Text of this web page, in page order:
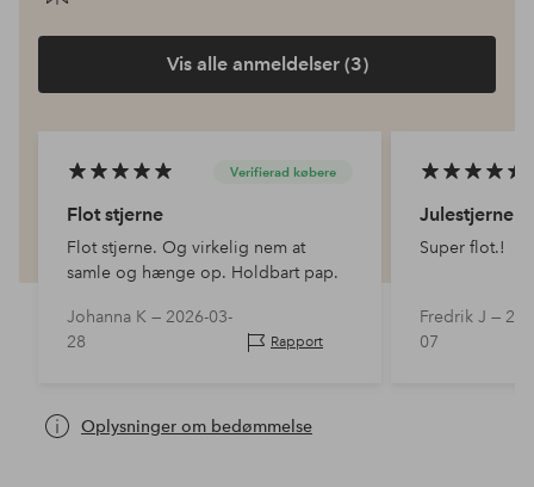
Vis alle anmeldelser (3)
Verifierad købere
Flot stjerne
Flot stjerne. Og virkelig nem at
samle og hænge op. Holdbart pap.
Johanna K — 2026-03-
28
Rapport
Julestjerne
Super flot.!
Fredrik J —
07
Oplysninger om bedømmelse